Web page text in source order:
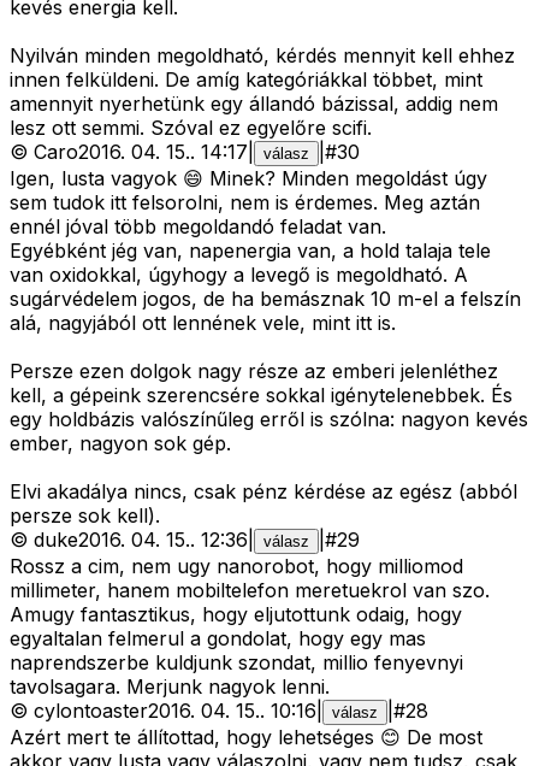
kevés energia kell.
Nyilván minden megoldható, kérdés mennyit kell ehhez
innen felküldeni. De amíg kategóriákkal többet, mint
amennyit nyerhetünk egy állandó bázissal, addig nem
lesz ott semmi. Szóval ez egyelőre scifi.
© Caro2016. 04. 15.. 14:17 válasz #30
Igen, lusta vagyok 😄 Minek? Minden megoldást úgy
sem tudok itt felsorolni, nem is érdemes. Meg aztán
ennél jóval több megoldandó feladat van.
Egyébként jég van, napenergia van, a hold talaja tele
van oxidokkal, úgyhogy a levegő is megoldható. A
sugárvédelem jogos, de ha bemásznak 10 m-el a felszín
alá, nagyjából ott lennének vele, mint itt is.
Persze ezen dolgok nagy része az emberi jelenléthez
kell, a gépeink szerencsére sokkal igénytelenebbek. És
egy holdbázis valószínűleg erről is szólna: nagyon kevés
ember, nagyon sok gép.
Elvi akadálya nincs, csak pénz kérdése az egész (abból
persze sok kell).
© duke2016. 04. 15.. 12:36 válasz #29
Rossz a cim, nem ugy nanorobot, hogy milliomod
millimeter, hanem mobiltelefon meretuekrol van szo.
Amugy fantasztikus, hogy eljutottunk odaig, hogy
egyaltalan felmerul a gondolat, hogy egy mas
naprendszerbe kuldjunk szondat, millio fenyevnyi
tavolsagara. Merjunk nagyok lenni.
© cylontoaster2016. 04. 15.. 10:16 válasz #28
Azért mert te állítottad, hogy lehetséges 😊 De most